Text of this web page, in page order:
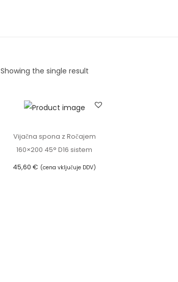
Showing the single result
Vijačna spona z Ročajem
160×200 45° D16 sistem
45,60€ (cena vključuje DDV)